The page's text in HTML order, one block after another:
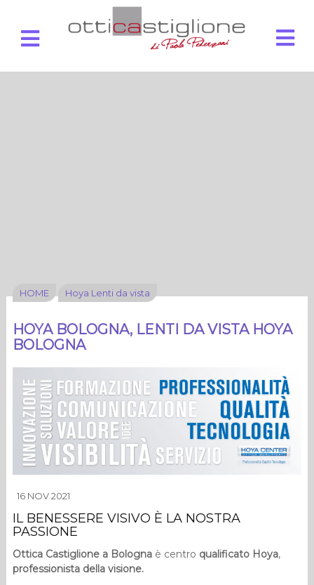
HOME Hoya Lenti da vista
HOYA BOLOGNA, LENTI DA VISTA HOYA
BOLOGNA
16 NOV 2021
IL BENESSERE VISIVO È LA NOSTRA
PASSIONE
Ottica Castiglione a Bolognaè centro qualificato Hoya,
professionista della visione.